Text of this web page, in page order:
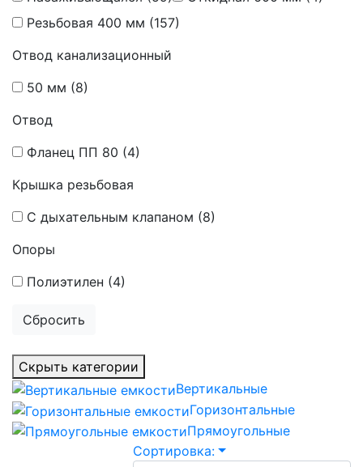
Резьбовая 400 мм (157)
Отвод канализационный
50 мм (8)
Отвод
Фланец ПП 80 (4)
Крышка резьбовая
С дыхательным клапаном (8)
Опоры
Полиэтилен (4)
Сбросить
Скрыть категории
Вертикальные
Горизонтальные
Прямоугольные
Сортировка: